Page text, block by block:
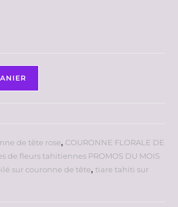
de tête rose, COURONNE FLORALE DE
de fleurs tahitiennes PROMOS DU MOIS
sur couronne de tête,tiare tahiti sur